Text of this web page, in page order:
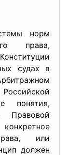
норм
права,
судах в
понятия,
Правовой
или
должен